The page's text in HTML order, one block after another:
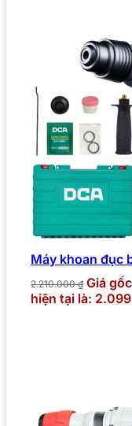
Máy khoan đục
2.210.000₫ Giá
hiện tại là: